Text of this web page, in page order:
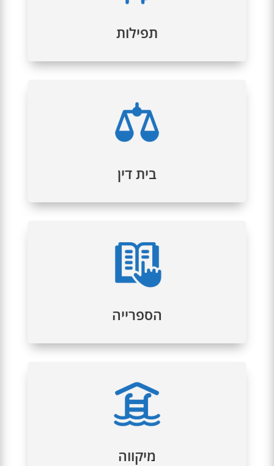
תפילות
התפילות נערכות שלוש פעמים ביום בנוכחות
בית דין
בית דין
בית הדין היהודי עוסק בארגון חתונות, באישור מסמכים,
הספרייה
בבית הכנסת שלנו פועלת ספרייה יהודית ייחודית.
אנו נשמח לך בזמן שצוין.
מיקווה
נבנה על פי כל כללי המקווה. אנחנו מחכים לכל מי
ששומר על מצווה חשובה של טיהור.